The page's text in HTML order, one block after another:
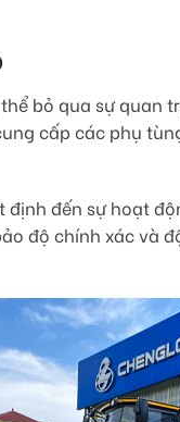
bỏ qua sự quan
cấp các phụ
đến sự hoạt
độ chính xác và